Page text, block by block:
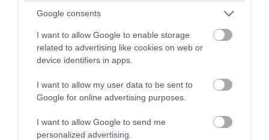
Google consents
I want to allow Google to enable storage
related to advertising like cookies on web or
device identifiers in apps.
I want to allow my user data to be sent to
Google for online advertising purposes.
I want to allow Google to send me
personalized advertising.
PRONEWS.GR /ΚΟΙΝΩΝΙΑ
Βαρύ πρόστιμο για… ψήσιμο
γουρουνοπούλας σε πανηγύρι!